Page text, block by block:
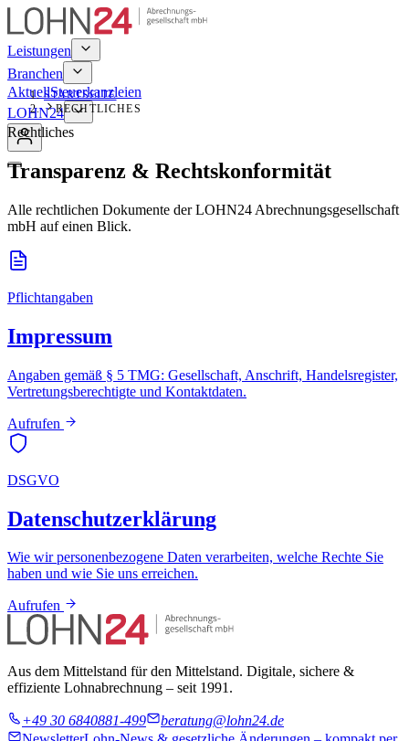
Leistungen
Branchen
AktuellSteuerkanzleien
LOHN24
STARTSEITE
RECHTLICHES
Rechtliches
Transparenz & Rechtskonformität
Alle rechtlichen Dokumente der LOHN24 Abrechnungsgesellschaft
mbH auf einen Blick.
Pflichtangaben
Impressum
Angaben gemäß § 5 TMG: Gesellschaft, Anschrift, Handelsregister,
Vertretungsberechtigte und Kontaktdaten.
Aufrufen
DSGVO
Datenschutzerklärung
Wie wir personenbezogene Daten verarbeiten, welche Rechte Sie
haben und wie Sie uns erreichen.
Aufrufen
Aus dem Mittelstand für den Mittelstand. Digitale, sichere &
effiziente Lohnabrechnung – seit 1991.
+49 30 6840881-499
beratung@lohn24.de